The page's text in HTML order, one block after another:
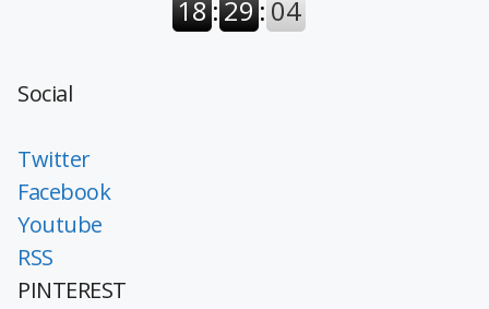
Social
Twitter
Facebook
Youtube
RSS
PINTEREST